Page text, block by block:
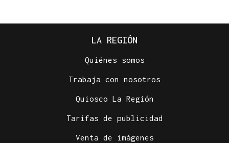
LA REGIÓN
Quiénes somos
Trabaja con nosotros
Quiosco La Región
Tarifas de publicidad
Venta de imágenes